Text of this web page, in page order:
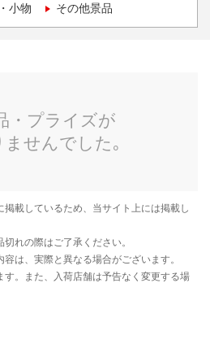
小物 その他景品